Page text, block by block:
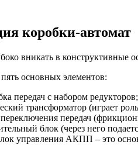
коробки-автомат
вникать в конструктивные
основных элементов:
передач с набором редукторов;
трансформатор (играет
передач
блок (через него
управления АКПП – это